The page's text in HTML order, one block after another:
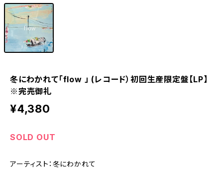
冬にわかれて「flow 」 (レコード）初回生産限定盤【LP】
※完売御礼
¥4,380
SOLD OUT
アーティスト：冬にわかれて